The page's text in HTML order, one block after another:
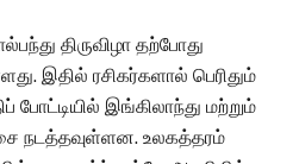
திருவிழா தற்போது
இதில் ரசிகர்களால் பெரிதும்
போட்டியில் இங்கிலாந்து மற்றும்
நடத்தவுள்ளன. உலகத்தரம்